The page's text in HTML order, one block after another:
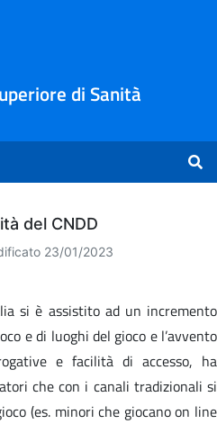
di Sanità
del CNDD
23/01/2023
si è assistito ad un incremento
e di luoghi del gioco e l’avvento
e facilità di accesso, ha
che con i canali tradizionali si
(es. minori che giocano on line